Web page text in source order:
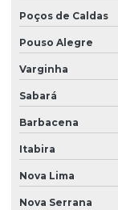
Motor redutor para
Movimentação de
Painel elétrico para
Painel elétrico para
Peças para ponte
Peças para ponte
Peças para pontes
Poços de Caldas
Pouso Alegre
Varginha
Sabará
Barbacena
Itabira
Nova Lima
Nova Serrana